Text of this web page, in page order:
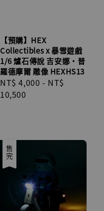
【預購】HEX
Collectibles x 暴雪遊戲
1/6 爐石傳說 吉安娜•普
羅德摩爾 雕像 HEXHS13
Regular
price
NT$ 4,000 - NT$
10,500
售完